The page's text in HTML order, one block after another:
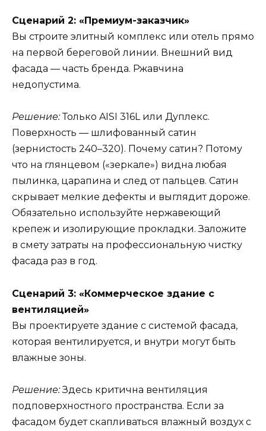
Сценарий 2: «Премиум-заказчик»
Вы строите элитный комплекс или отель прямо
на первой береговой линии. Внешний вид
фасада — часть бренда. Ржавчина
недопустима.
Решение:Только AISI 316L или Дуплекс.
Поверхность — шлифованный сатин
(зернистость 240–320). Почему сатин? Потому
что на глянцевом («зеркале») видна любая
пылинка, царапина и след от пальцев. Сатин
скрывает мелкие дефекты и выглядит дороже.
Обязательно используйте нержавеющий
крепеж и изолирующие прокладки. Заложите
в смету затраты на профессиональную чистку
фасада раз в год.
Сценарий 3: «Коммерческое здание с
вентиляцией»
Вы проектируете здание с системой фасада,
которая вентилируется, и внутри могут быть
влажные зоны.
Решение:Здесь критична вентиляция
подповерхностного пространства. Если за
фасадом будет скапливаться влажный воздух с